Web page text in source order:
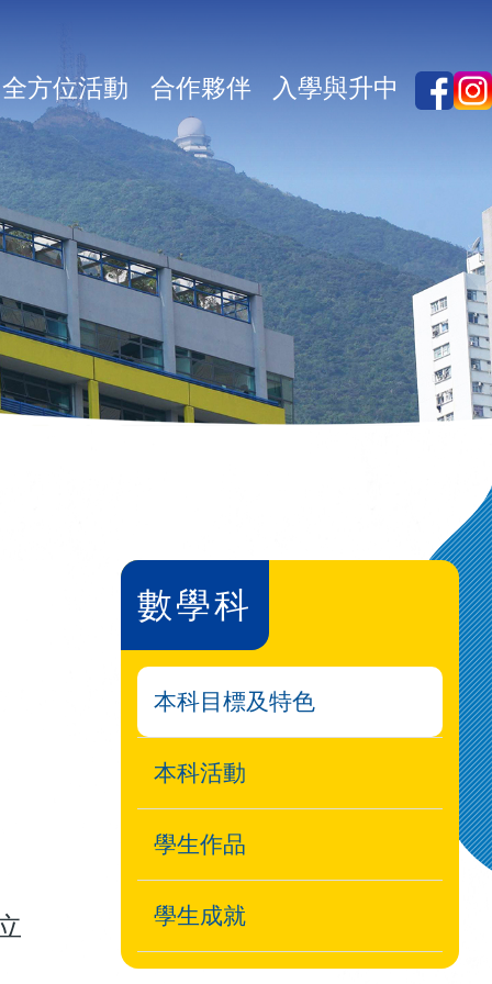
全方位活動 合作夥伴 入學與升中
數學科
本科目標及特色
本科活動
學生作品
學生成就